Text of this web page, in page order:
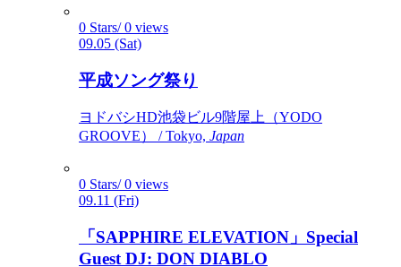
0 Stars/ 0 views
09.05 (Sat)
平成ソング祭り
ヨドバシHD池袋ビル9階屋上（YODO
GROOVE） / Tokyo, Japan
0 Stars/ 0 views
09.11 (Fri)
「SAPPHIRE ELEVATION」Special
Guest DJ: DON DIABLO